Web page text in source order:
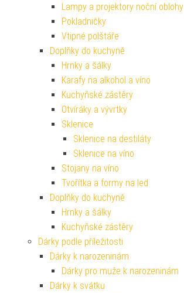
Lampy a projektory noční oblohy
Pokladničky
Vtipné polštáře
Doplňky do kuchyně
Hrnky a šálky
Karafy na alkohol a víno
Kuchyňské zástěry
Otvíráky a vývrtky
Sklenice
Sklenice na destiláty
Sklenice na víno
Stojany na víno
Tvořítka a formy na led
Doplňky do kuchyně
Hrnky a šálky
Kuchyňské zástěry
Dárky podle příležitosti
Dárky k narozeninám
Dárky pro muže k narozeninám
Dárky k svátku